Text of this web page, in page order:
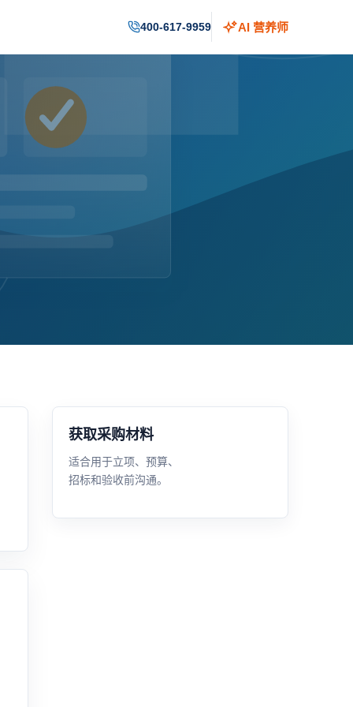
400-617-9959 AI 营养师
获取采购材料
适合用于立项、预算、
招标和验收前沟通。